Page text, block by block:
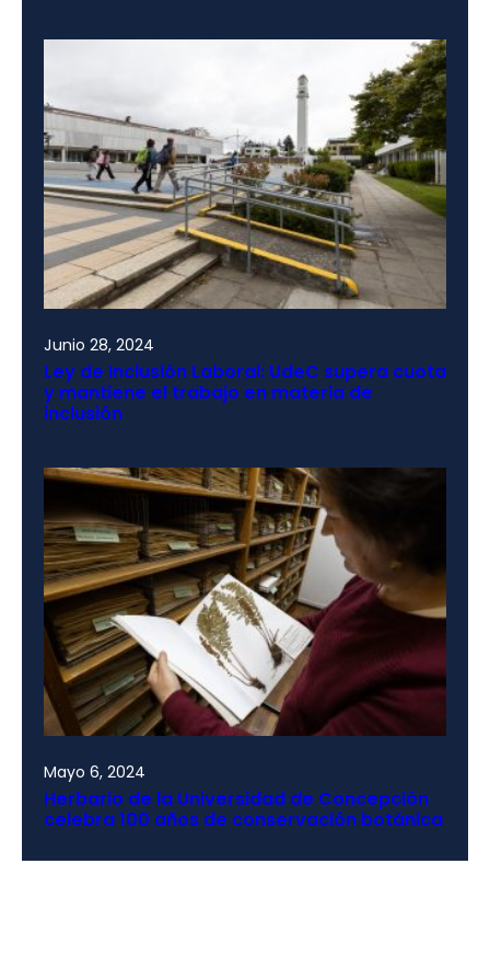
Junio 28, 2024
Ley de Inclusión Laboral: UdeC supera cuota
y mantiene el trabajo en materia de
inclusión
Mayo 6, 2024
Herbario de la Universidad de Concepción
celebra 100 años de conservación botánica